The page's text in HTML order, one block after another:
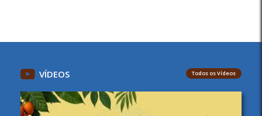
VÍDEOS Todos os Vídeos